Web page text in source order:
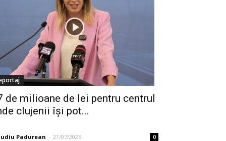
de milioane de lei pentru centrul
clujenii își pot...
Padurean - 21/07/2026 0